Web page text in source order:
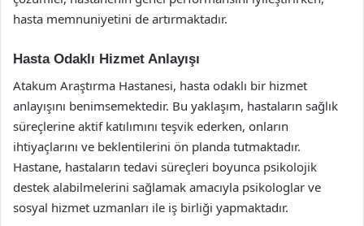
hasta memnuniyetini de artırmaktadır.
Hasta Odaklı Hizmet Anlayışı
Atakum Araştırma Hastanesi, hasta odaklı bir hizmet
anlayışını benimsemektedir. Bu yaklaşım, hastaların sağlık
süreçlerine aktif katılımını teşvik ederken, onların
ihtiyaçlarını ve beklentilerini ön planda tutmaktadır.
Hastane, hastaların tedavi süreçleri boyunca psikolojik
destek alabilmelerini sağlamak amacıyla psikologlar ve
sosyal hizmet uzmanları ile iş birliği yapmaktadır.